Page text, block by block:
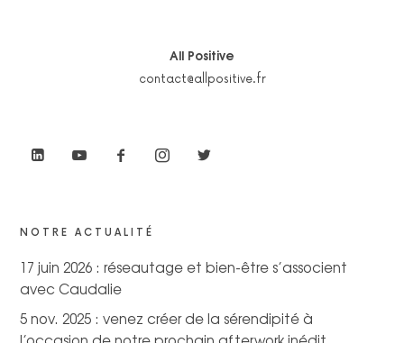
All Positive
contact@allpositive.fr
NOTRE ACTUALITÉ
17 juin 2026 : réseautage et bien-être s’associent
avec Caudalie
5 nov. 2025 : venez créer de la sérendipité à